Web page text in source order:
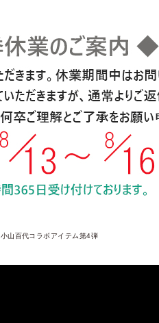
小山百代コラボアイテム第4弾